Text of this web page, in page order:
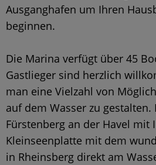
Ausganghafen um Ihren
beginnen.
Die Marina verfügt über 45
Gastlieger sind herzlich
man eine Vielzahl von
auf dem Wasser zu gestalten.
Fürstenberg an der Havel mit
Kleinseenplatte mit dem
in Rheinsberg direkt am